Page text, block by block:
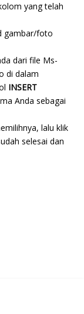
yang telah
gambar/foto
dari file Ms-
di dalam
INSERT
Anda sebagai
lalu klik
selesai dan